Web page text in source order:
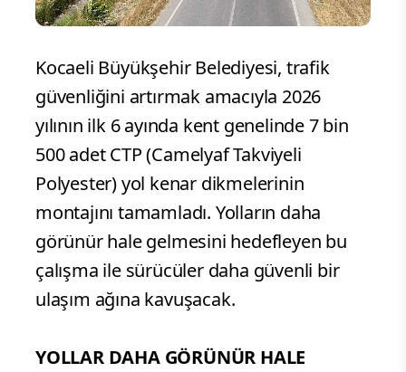
Kocaeli Büyükşehir Belediyesi, trafik
güvenliğini artırmak amacıyla 2026
yılının ilk 6 ayında kent genelinde 7 bin
500 adet CTP (Camelyaf Takviyeli
Polyester) yol kenar dikmelerinin
montajını tamamladı. Yolların daha
görünür hale gelmesini hedefleyen bu
çalışma ile sürücüler daha güvenli bir
ulaşım ağına kavuşacak.
YOLLAR DAHA GÖRÜNÜR HALE